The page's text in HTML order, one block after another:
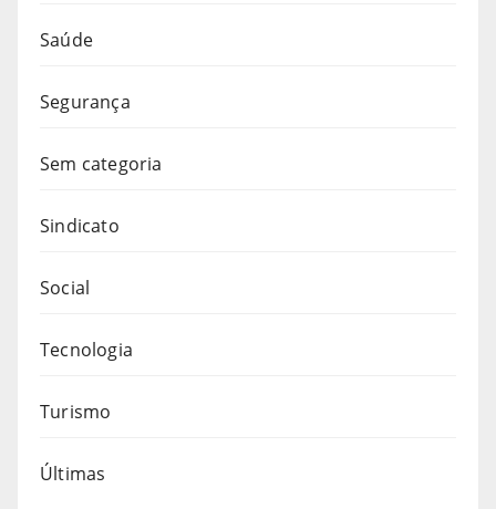
Saúde
Segurança
Sem categoria
Sindicato
Social
Tecnologia
Turismo
Últimas